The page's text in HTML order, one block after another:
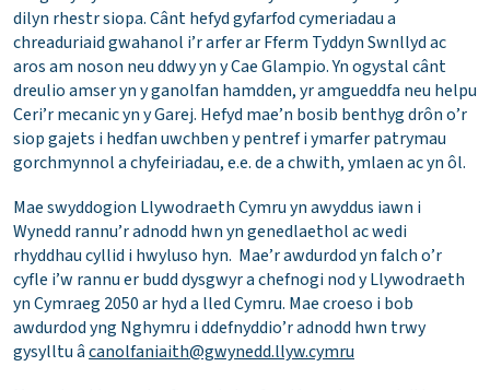
dilyn rhestr siopa. Cânt hefyd gyfarfod cymeriadau a
chreaduriaid gwahanol i’r arfer ar Fferm Tyddyn Swnllyd ac
aros am noson neu ddwy yn y Cae Glampio. Yn ogystal cânt
dreulio amser yn y ganolfan hamdden, yr amgueddfa neu helpu
Ceri’r mecanic yn y Garej. Hefyd mae’n bosib benthyg drôn o’r
siop gajets i hedfan uwchben y pentref i ymarfer patrymau
gorchmynnol a chyfeiriadau, e.e. de a chwith, ymlaen ac yn ôl.
Mae swyddogion Llywodraeth Cymru yn awyddus iawn i
Wynedd rannu’r adnodd hwn yn genedlaethol ac wedi
rhyddhau cyllid i hwyluso hyn. Mae’r awdurdod yn falch o’r
cyfle i’w rannu er budd dysgwyr a chefnogi nod y Llywodraeth
yn Cymraeg 2050 ar hyd a lled Cymru. Mae croeso i bob
awdurdod yng Nghymru i ddefnyddio’r adnodd hwn trwy
gysylltu âcanolfaniaith@gwynedd.llyw.cymru